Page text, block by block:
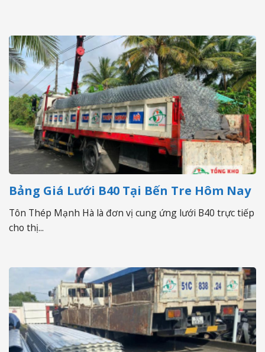
Bảng Giá Lưới B40 Tại Bến Tre Hôm Nay
Tôn Thép Mạnh Hà là đơn vị cung ứng lưới B40 trực tiếp
cho thị...